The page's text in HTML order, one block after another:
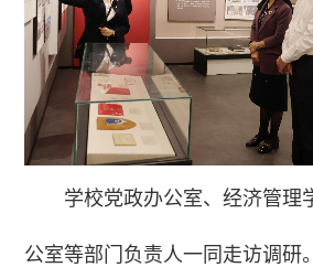
学校党政办公室、经济管理
公室等部门负责人一同走访调研。